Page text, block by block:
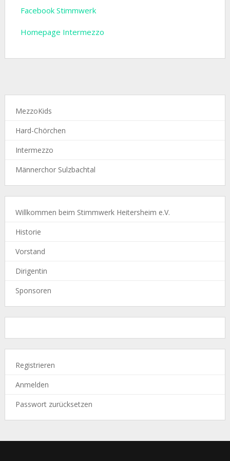
Facebook Stimmwerk
Homepage Intermezzo
MezzoKids
Hard-Chörchen
Intermezzo
Männerchor Sulzbachtal
Willkommen beim Stimmwerk Heitersheim e.V.
Historie
Vorstand
Dirigentin
Sponsoren
Registrieren
Anmelden
Passwort zurücksetzen